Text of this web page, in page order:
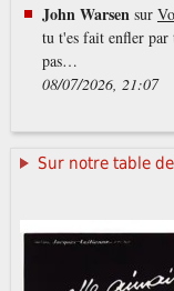
John Warsensur
tu t'es fait enfler par
pas…
08/07/2026, 21:07
Sur notre table